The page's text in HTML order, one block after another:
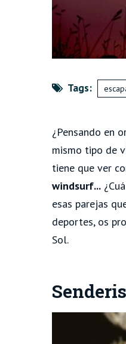
Tags:
¿Pensando en
mismo tipo de
tiene que ver
windsurf...
esas parejas
deportes, os
Sol.